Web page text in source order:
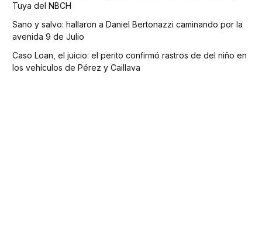
Tuya del NBCH
Sano y salvo: hallaron a Daniel Bertonazzi caminando por la
avenida 9 de Julio
Caso Loan, el juicio: el perito confirmó rastros de del niño en
los vehículos de Pérez y Caillava